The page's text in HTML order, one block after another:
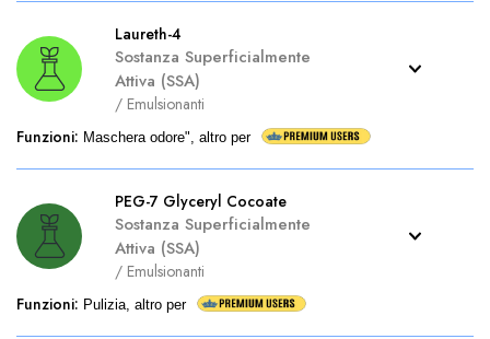
Laureth-4
Sostanza Superficialmente
Attiva (SSA)
/ Emulsionanti
Funzioni: Maschera odore", altro per
PEG-7 Glyceryl Cocoate
Sostanza Superficialmente
Attiva (SSA)
/ Emulsionanti
Funzioni: Pulizia, altro per